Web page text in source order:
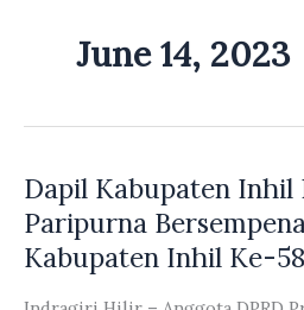
June 14, 2023
Dapil Kabupaten Inhil
Paripurna
Kabupaten Inhil Ke-